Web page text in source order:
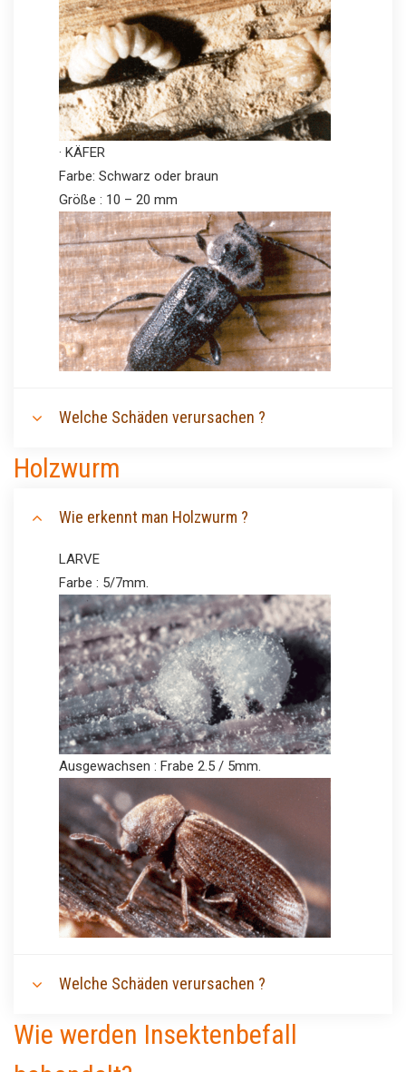
· KÄFER
Farbe: Schwarz oder braun
Größe : 10 – 20 mm
Welche Schäden verursachen ?
Holzwurm
Wie erkennt man Holzwurm ?
LARVE
Farbe : 5/7mm.
Ausgewachsen : Frabe 2.5 / 5mm.
Welche Schäden verursachen ?
Wie werden Insektenbefall